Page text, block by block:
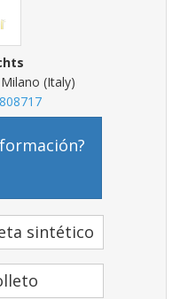
(Italy)
sintético